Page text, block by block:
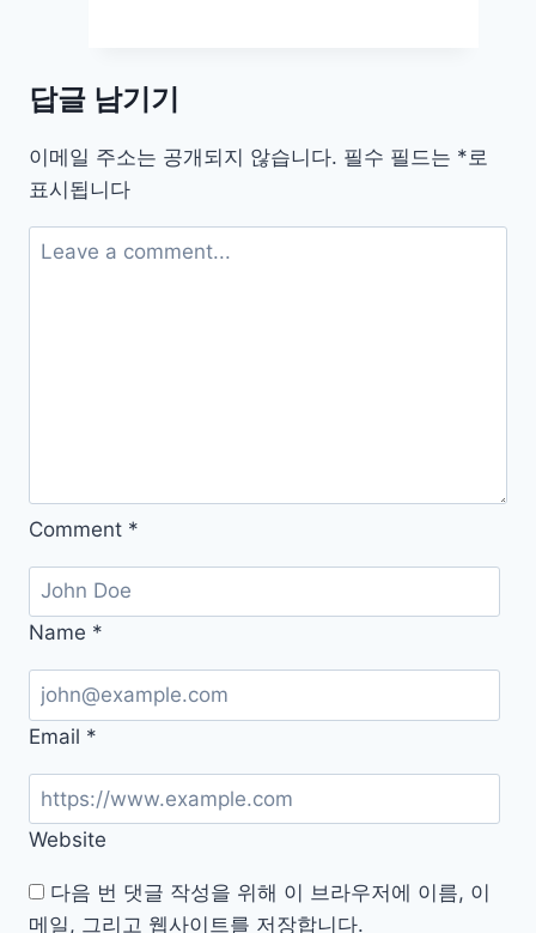
터
답글 남기기
이메일 주소는 공개되지 않습니다. 필수 필드는 *로
표시됩니다
Comment *
Name *
Email *
Website
다음 번 댓글 작성을 위해 이 브라우저에 이름, 이
메일, 그리고 웹사이트를 저장합니다.